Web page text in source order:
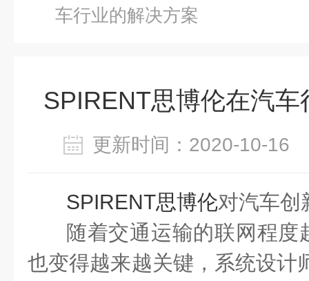
车行业的解决方案
SPIRENT思博伦在汽
更新时间：2020-10-
SPIRENT思博伦对汽车创
随着交通运输的联网程度
也变得越来越关键，系统设计